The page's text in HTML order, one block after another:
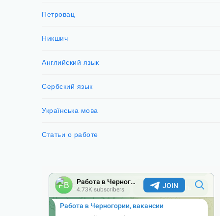
Петровац
Никшич
Английский язык
Сербский язык
Українська мова
Статьи о работе